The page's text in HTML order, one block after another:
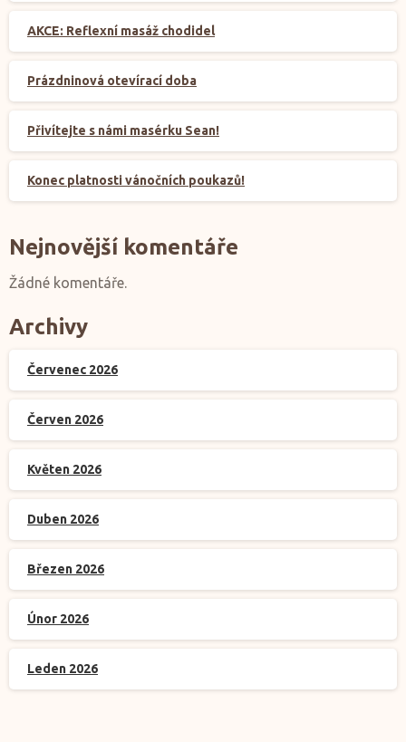
AKCE: Reflexní masáž chodidel
Prázdninová otevírací doba
Přivítejte s námi masérku Sean!
Konec platnosti vánočních poukazů!
Nejnovější komentáře
Žádné komentáře.
Archivy
Červenec 2026
Červen 2026
Květen 2026
Duben 2026
Březen 2026
Únor 2026
Leden 2026